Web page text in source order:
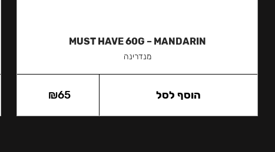
MUST HAVE 60G – MANDARIN
מנדרינה
₪65 הוסף לסל